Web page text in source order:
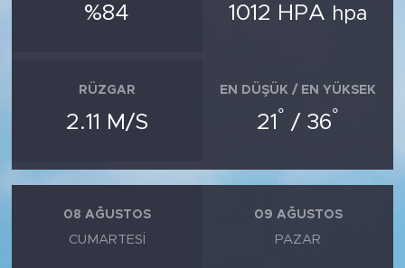
%84 1012 HPA hpa
RÜZGAR
2.11 M/S
EN DÜŞÜK / EN YÜKSEK
21 ° / 36°
08 AĞUSTOS
CUMARTESI
09 AĞUSTOS
PAZAR